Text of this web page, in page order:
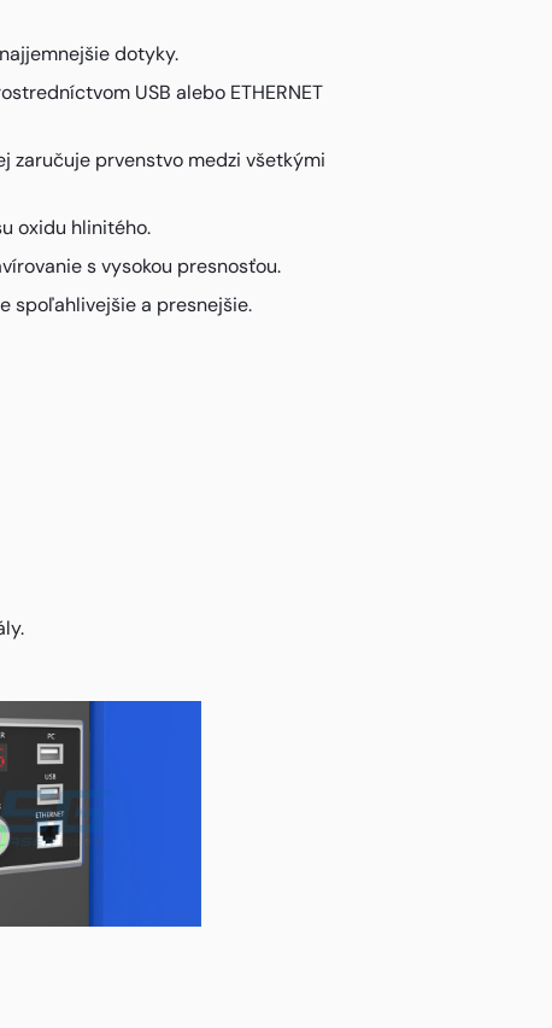
dotyky.
USB alebo ETHERNET
zaručuje prvenstvo medzi všetkými
oxidu hlinitého.
s vysokou presnosťou.
spoľahlivejšie a presnejšie.